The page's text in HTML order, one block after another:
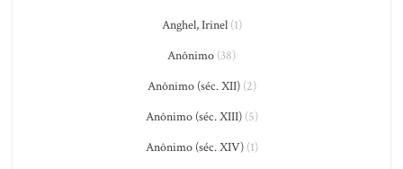
Anghel, Irinel(1)
Anônimo (38)
Anônimo (séc. XII)(2)
Anônimo (séc. XIII)(5)
Anônimo (séc. XIV)(1)